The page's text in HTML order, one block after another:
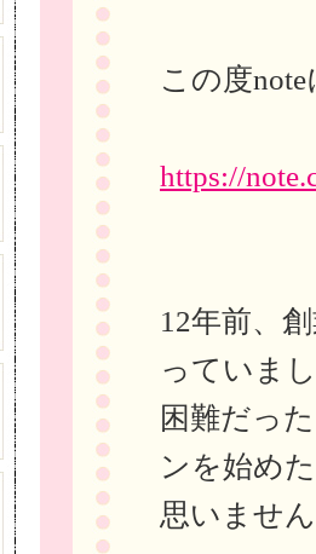
この度
https://
12年前、
っていま
困難だっ
ンを始め
思いませ